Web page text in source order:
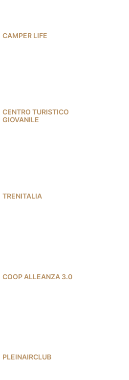
CAMPER LIFE
CENTRO TURISTICO
GIOVANILE
TRENITALIA
COOP ALLEANZA 3.0
PLEINAIRCLUB